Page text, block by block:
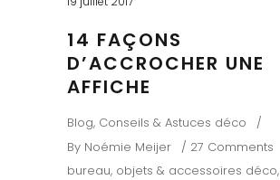
14 FAÇONS
D’ACCROCHER UNE
AFFICHE
Blog, Conseils & Astuces déco
By Noémie Meijer
27 Comments
bureau, objets & accessoires déco,